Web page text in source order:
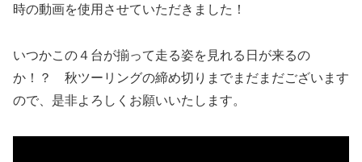
時の動画を使用させていただきました！
いつかこの４台が揃って走る姿を見れる日が来るの
か！？ 秋ツーリングの締め切りまでまだまだございます
ので、是非よろしくお願いいたします。